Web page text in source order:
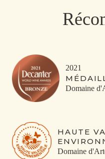
2021
Domaine
HAUTE
Domaine